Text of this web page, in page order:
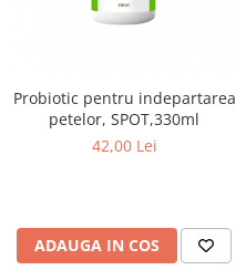
Probiotic pentru indepartarea
petelor, SPOT,330ml
42,00 Lei
ADAUGA IN COS